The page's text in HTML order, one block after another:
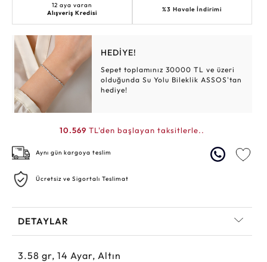
12 aya varan
Alışveriş Kredisi
%3 Havale İndirimi
HEDİYE!
Sepet toplamınız 30000 TL ve üzeri
olduğunda Su Yolu Bileklik ASSOS'tan
hediye!
10.569 TL'den başlayan taksitlerle..
Aynı gün kargoya teslim
Ücretsiz ve Sigortalı Teslimat
DETAYLAR
3.58 gr, 14 Ayar, Altın